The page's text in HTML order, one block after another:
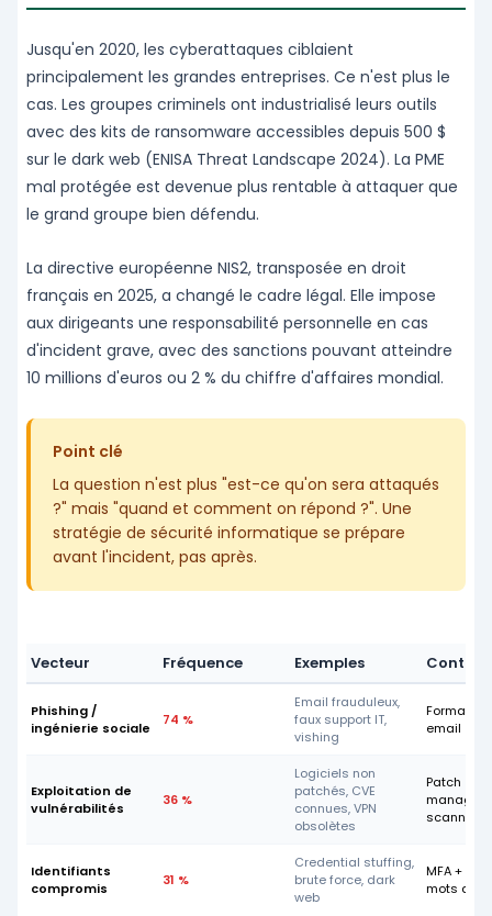
Jusqu'en 2020, les cyberattaques ciblaient
principalement les grandes entreprises. Ce n'est plus le
cas. Les groupes criminels ont industrialisé leurs outils
avec des kits de ransomware accessibles depuis 500 $
sur le dark web (ENISA Threat Landscape 2024). La PME
mal protégée est devenue plus rentable à attaquer que
le grand groupe bien défendu.
La directive européenne NIS2, transposée en droit
français en 2025, a changé le cadre légal. Elle impose
aux dirigeants une responsabilité personnelle en cas
d'incident grave, avec des sanctions pouvant atteindre
10 millions d'euros ou 2 % du chiffre d'affaires mondial.
Point clé
La question n'est plus "est-ce qu'on sera attaqués
?" mais "quand et comment on répond ?". Une
stratégie de sécurité informatique se prépare
avant l'incident, pas après.
Vecteur Fréquence Exemples Contre-
Phishing /
ingénierie sociale
74 %
Email frauduleux,
faux support IT,
vishing
Formation
email
Exploitation de
vulnérabilités
36 %
Logiciels non
patchés, CVE
connues, VPN
obsolètes
Patch
scanner
Identifiants
compromis
31 %
Credential stuffing,
brute force, dark
web
MFA +
mots de